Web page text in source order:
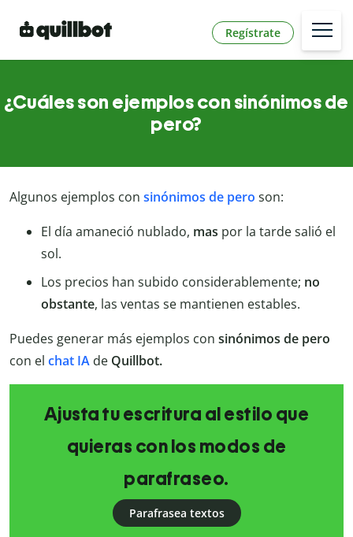
Regístrate
¿Cuáles son ejemplos con sinónimos de
pero?
Algunos ejemplos con sinónimos de pero son:
El día amaneció nublado, mas por la tarde salió el
sol.
Los precios han subido considerablemente; no
obstante, las ventas se mantienen estables.
Puedes generar más ejemplos con sinónimos de pero
con el chat IA de Quillbot.
Ajusta tu escritura al estilo que
quieras con los modos de
parafraseo.
Parafrasea textos